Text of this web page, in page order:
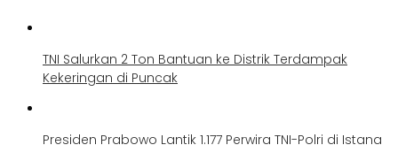
TNI Salurkan 2 Ton Bantuan ke Distrik Terdampak
Kekeringan di Puncak
Presiden Prabowo Lantik 1.177 Perwira TNI-Polri di Istana